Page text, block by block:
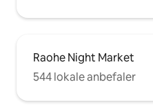
Raohe Night Market
544 lokale anbefaler